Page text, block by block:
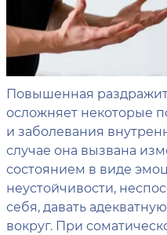
Повышенная
осложняет некоторые
и заболевания
случае она вызвана
состоянием в виде
неустойчивости,
себя, давать
вокруг. При